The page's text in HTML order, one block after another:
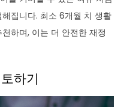
집니다. 최소 6개월 치 생활
하며, 이는 더 안전한 재정
하기